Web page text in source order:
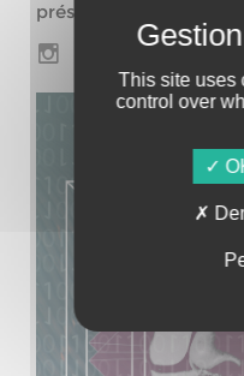
présents, Les Moloko,
This site uses
control over